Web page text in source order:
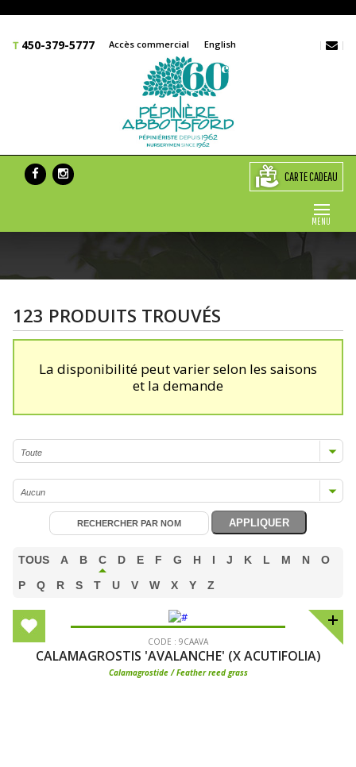
450-379-5777 Accès commercial English
MENU
CARTE CADEAU
123 PRODUITS TROUVÉS
La disponibilité peut varier selon les saisons
et la demande
TOUS A B C D E F G H I J K L M N
O
P
Q R S T U V W X Y Z
CODE : 9CAAVA
CALAMAGROSTIS 'AVALANCHE' (X ACUTIFOLIA)
Calamagrostide / Feather reed grass